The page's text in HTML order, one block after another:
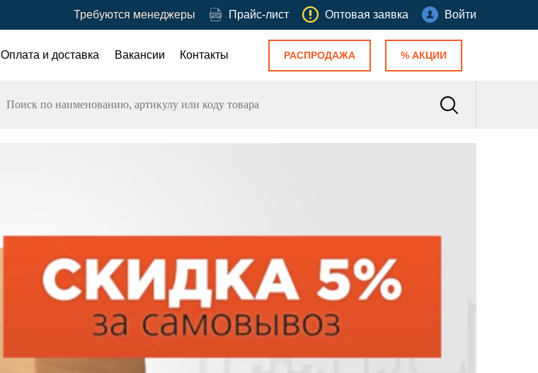
Требуются менеджеры Прайс-лист Оптовая заявка Войти
Оплата и доставка Вакансии Контакты РАСПРОДАЖА % АКЦИИ